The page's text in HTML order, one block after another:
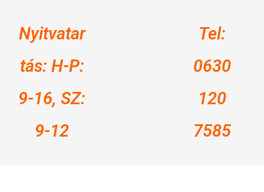
Nyitvatar
tás: H-P:
9-16, SZ:
9-12
Tel:
0630
120
7585